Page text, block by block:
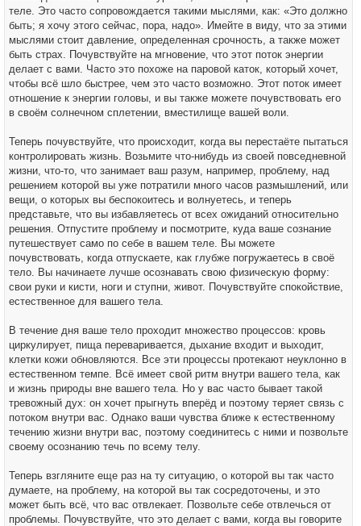
теле. Это часто сопровождается такими мыслями, как: «Это должно
быть; я хочу этого сейчас, пора, надо». Имейте в виду, что за этими
мыслями стоит давление, определенная срочность, а также может
быть страх. Почувствуйте на мгновение, что этот поток энергии
делает с вами. Часто это похоже на паровой каток, который хочет,
чтобы всё шло быстрее, чем это часто возможно. Этот поток имеет
отношение к энергии головы, и вы также можете почувствовать его
в своём солнечном сплетении, вместилище вашей воли.
Теперь почувствуйте, что происходит, когда вы перестаёте пытаться
контролировать жизнь. Возьмите что-нибудь из своей повседневной
жизни, что-то, что занимает ваш разум, например, проблему, над
решением которой вы уже потратили много часов размышлений, или
вещи, о которых вы беспокоитесь и волнуетесь, и теперь
представьте, что вы избавляетесь от всех ожиданий относительно
решения. Отпустите проблему и посмотрите, куда ваше сознание
путешествует само по себе в вашем теле. Вы можете
почувствовать, когда отпускаете, как глубже погружаетесь в своё
тело. Вы начинаете лучше осознавать свою физическую форму:
свои руки и кисти, ноги и ступни, живот. Почувствуйте спокойствие,
естественное для вашего тела.
В течение дня ваше тело проходит множество процессов: кровь
циркулирует, пища переваривается, дыхание входит и выходит,
клетки кожи обновляются. Все эти процессы протекают неуклонно в
естественном темпе. Всё имеет свой ритм внутри вашего тела, как
и жизнь природы вне вашего тела. Но у вас часто бывает такой
тревожный дух: он хочет прыгнуть вперёд и поэтому теряет связь с
потоком внутри вас. Однако ваши чувства ближе к естественному
течению жизни внутри вас, поэтому соединитесь с ними и позвольте
своему осознанию течь по всему телу.
Теперь взгляните еще раз на ту ситуацию, о которой вы так часто
думаете, на проблему, на которой вы так сосредоточены, и это
может быть всё, что вас отвлекает. Позвольте себе отвлечься от
проблемы. Почувствуйте, что это делает с вами, когда вы говорите